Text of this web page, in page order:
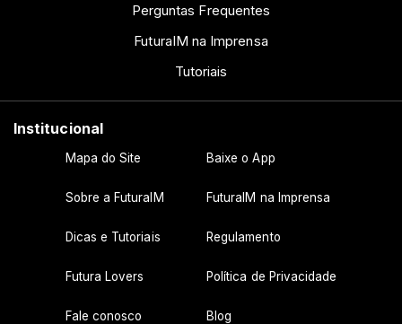
Perguntas Frequentes
FuturaIM na Imprensa
Tutoriais
Institucional
Mapa do Site Baixe o App
Sobre a FuturaIM FuturaIM na Imprensa
Dicas e Tutoriais Regulamento
Futura Lovers Política de Privacidade
Fale conosco Blog